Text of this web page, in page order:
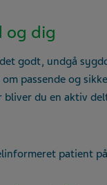
og dig
godt, undgå
passende og
du en aktiv
patient